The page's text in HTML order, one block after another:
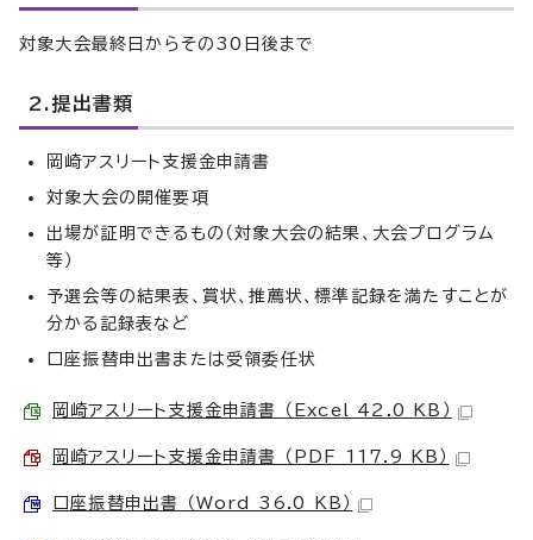
対象大会最終日からその30日後まで
2.提出書類
岡崎アスリート支援金申請書
対象大会の開催要項
出場が証明できるもの（対象大会の結果、大会プログラム
等）
予選会等の結果表、賞状、推薦状、標準記録を満たすことが
分かる記録表など
口座振替申出書または受領委任状
岡崎アスリート支援金申請書 （Excel 42.0 KB）
岡崎アスリート支援金申請書 （PDF 117.9 KB）
口座振替申出書 （Word 36.0 KB）